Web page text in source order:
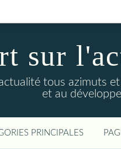
sur
tous azimuts
et au
PRINCIPALES